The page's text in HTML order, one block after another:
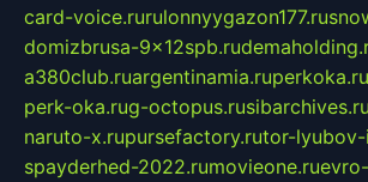
card-voice.rurulonnyygazon177.ru
domizbrusa-9x12spb.ru
a380club.ruargentinamia.ruperkoka.ru
perk-oka.rug-octopus.rusibarchives.ru
naruto-x.rupursefactory.rutor-
spayderhed-2022.rumovieone.ru